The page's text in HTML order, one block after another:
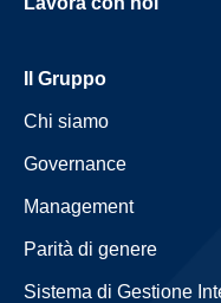
Il Gruppo
Chi siamo
Governance
Management
Parità di genere
Sistema di Gestione